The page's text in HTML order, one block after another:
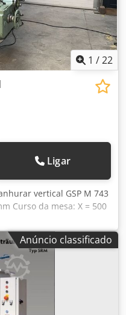
1 /22
Ligar
vertical GSP M 743
Curso da mesa: X = 500
300 mm Avanço da
Ø 690 mm Dedpfx
+8° Altura máxima da
do motor: 8 CV
W Golpes/min.: de 3 a 300
de remoção de
V Comprimento: 2000
total: 2200 mm Peso:
Anúncio classificado